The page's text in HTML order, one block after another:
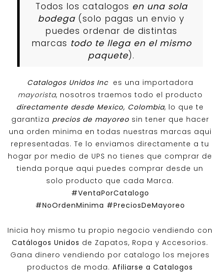
Todos los catalogos en una sola
bodega (solo pagas un envio y
puedes ordenar de distintas
marcas todo te llega en el mismo
paquete).
Catalogos Unidos Inc es una importadora
mayorista, nosotros traemos todo el producto
directamente desde Mexico, Colombia, lo que te
garantiza precios de mayoreosin tener que hacer
una orden minima en todas nuestras marcas aqui
representadas. Te lo enviamos directamente a tu
hogar por medio de UPS no tienes que comprar de
tienda porque aqui puedes comprar desde un
solo producto que cada Marca.
#VentaPorCatalogo
#NoOrdenMinima #PreciosDeMayoreo
Inicia hoy mismo tu propio negocio vendiendo con
Catálogos Unidos de Zapatos, Ropa y Accesorios.
Gana dinero vendiendo por catalogo los mejores
productos de moda. Afiliarse a Catalogos